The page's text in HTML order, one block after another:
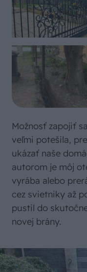
Možnosť zapojiť
veľmi potešila,
ukázať naše
autorom je môj
vyrába alebo
cez svietniky až
pustil do
novej brány.